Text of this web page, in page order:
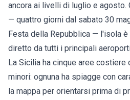
ancora ai livelli di luglio e agosto.
— quattro giorni dal sabato 30
Festa della Repubblica — l'isola
diretto da tutti i principali
La Sicilia ha cinque aree
minori: ognuna ha spiagge con
la mappa per orientarsi prima di